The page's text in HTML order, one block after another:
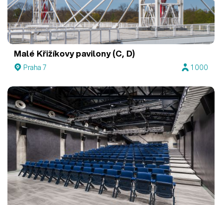
Malé Křižíkovy pavilony (C, D)
Praha 7 1 000